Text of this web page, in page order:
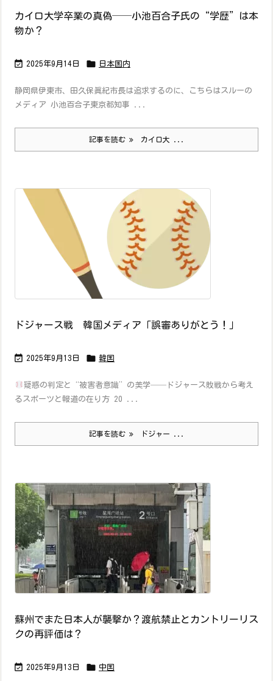
カイロ大学卒業の真偽──小池百合子氏の“学歴”は本
物か？
 2025年9月14日  日本国内
静岡県伊東市、田久保眞紀市長は追求するのに、こちらはスルーの
メディア 小池百合子東京都知事 ...
記事を読む カイロ大 ...
ドジャース戦 韓国メディア「誤審ありがとう！」
 2025年9月13日  韓国
疑惑の判定と“被害者意識”の美学──ドジャース敗戦から考え
るスポーツと報道の在り方 20 ...
記事を読む ドジャー ...
蘇州でまた日本人が襲撃か？渡航禁止とカントリーリス
クの再評価は？
 2025年9月13日  中国